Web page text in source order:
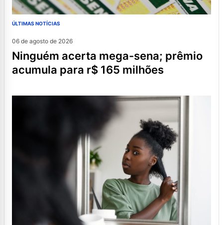
ÚLTIMAS NOTÍCIAS
06 de agosto de 2026
ninguém acerta mega-sena; prêmio
acumula para r$ 165 milhões